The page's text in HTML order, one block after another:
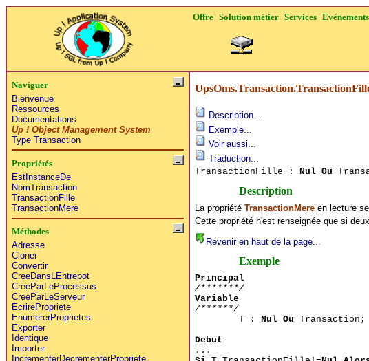
Offre Solution métier Services Evénements
Naviguer
Bienvenue
Ressources
Documentations
Up ! Object Management System
Type Transaction
Propriétés
EstInstanceDe
NomTransaction
TransactionFille
TransactionMere
Méthodes
Adresse
Cloner
Convertir
CreeDansLEntrepot
CreeParLeProcessus
CreeParLeServeur
EcrirePropriete
EnumererProprietes
Exporter
Identique
Importer
IncrementerDecrementerPropriete
Description...
Exemple...
Voir aussi...
Traduction...
TransactionFille : Nul Ou
Description
La propriété TransactionMereen lecture
Cette propriété n'est renseignée que si
Revenir en haut de la page...
Exemple
Principal
/*******/
Variable
/******/
T : Nul Ou Transaction;
Debut
...